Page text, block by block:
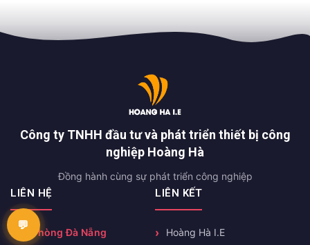
Công ty TNHH đầu tư và phát triển thiết bị công
nghiệp Hoàng Hà
Đồng hành cùng sự phát triển công nghiệp
LIÊN HỆ
Văn phòng Đà Nẵng
LIÊN KẾT
Hoàng Hà I.E